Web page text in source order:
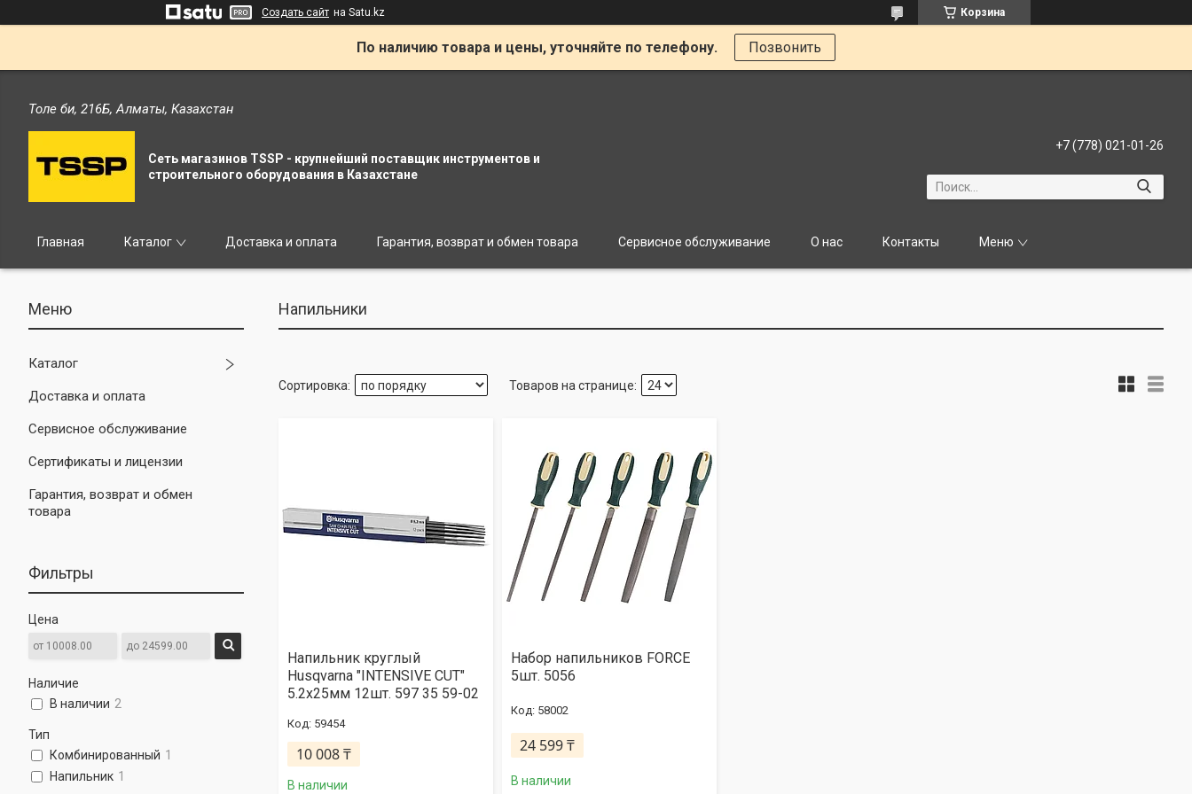
Создать сайт на Satu.kz Корзина
По наличию товара и цены, уточняйте по телефону. Позвонить
Толе би, 216Б, Алматы, Казахстан
Сеть магазинов TSSP - крупнейший поставщик инструментов и
строительного оборудования в Казахстане
+7 (778) 021-01-26
Главная Каталог Доставка и оплата Гарантия, возврат и обмен товара Сервисное обслуживание О нас Контакты Меню
Каталог
Доставка и оплата
Сервисное обслуживание
Сертификаты и лицензии
Гарантия, возврат и обмен
товара
Фильтры
Цена
Наличие
В наличии 2
Тип
Комбинированный 1
Напильник 1
Напильники
Напильник круглый
Husqvarna "INTENSIVE CUT"
5.2х25мм 12шт. 597 35 59-02
59454
10 008 ₸
В наличии
Набор напильников FORCE
5шт. 5056
58002
24 599 ₸
В наличии